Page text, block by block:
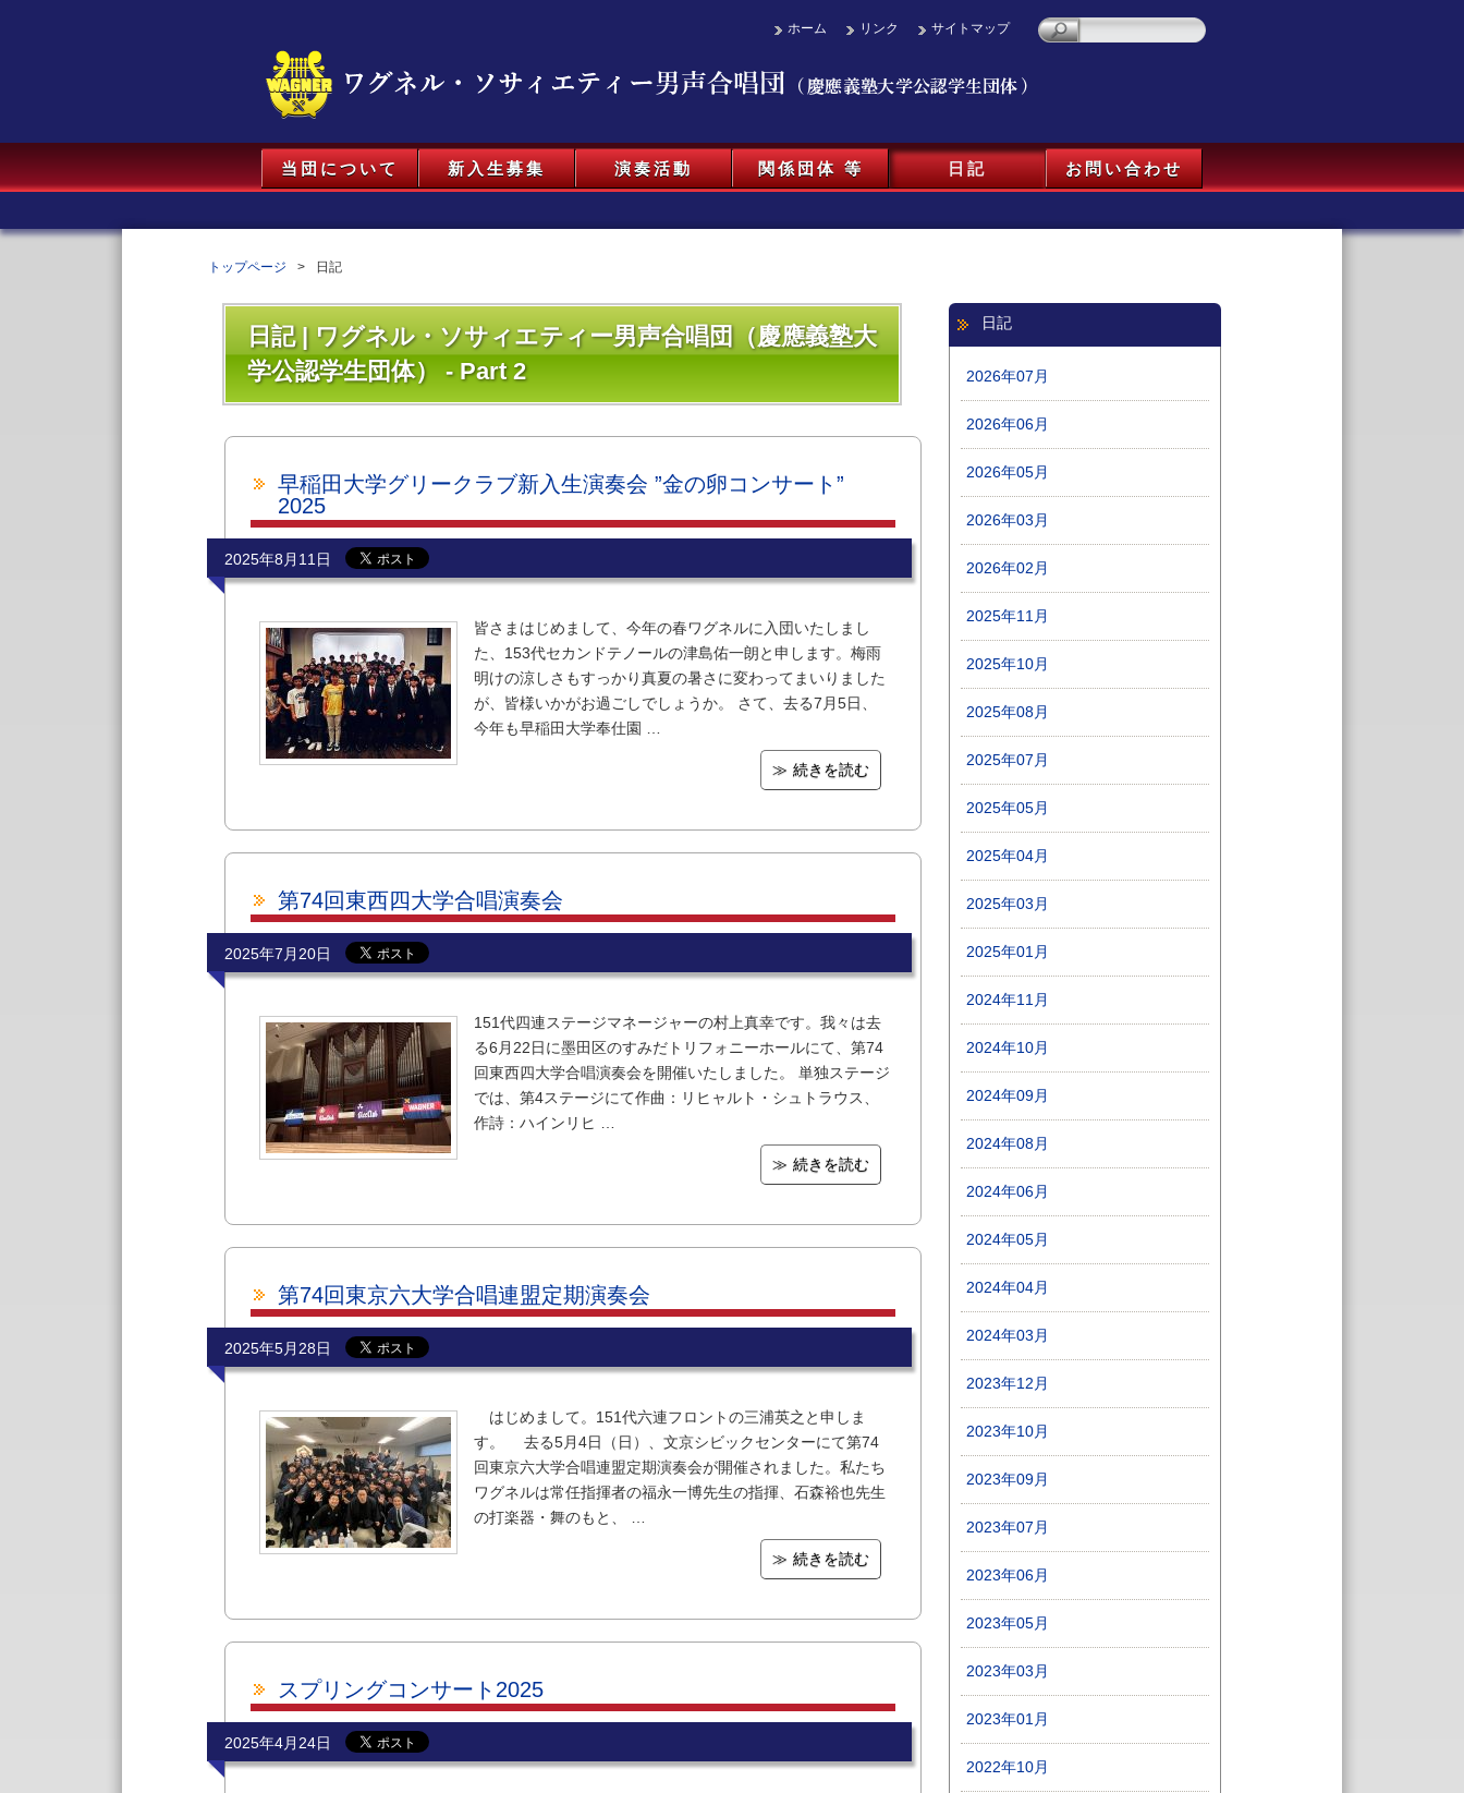
ホーム リンク サイトマップ
当団について 新入生募集 演奏活動 関係団体 等 日記 お問い合わせ
トップページ 日記
日記 | ワグネル・ソサィエティー男声合唱団（慶應義塾大
学公認学生団体） - Part 2
早稲田大学グリークラブ新入生演奏会 ”金の卵コンサート”
2025
2025年8月11日
皆さまはじめまして、今年の春ワグネルに入団いたしまし
た、153代セカンドテノールの津島佑一朗と申します。梅雨
明けの涼しさもすっかり真夏の暑さに変わってまいりました
が、皆様いかがお過ごしでしょうか。 さて、去る7月5日、
今年も早稲田大学奉仕園 …
続きを読む
第74回東西四大学合唱演奏会
2025年7月20日
151代四連ステージマネージャーの村上真幸です。我々は去
る6月22日に墨田区のすみだトリフォニーホールにて、第74
回東西四大学合唱演奏会を開催いたしました。 単独ステージ
では、第4ステージにて作曲：リヒャルト・シュトラウス、
作詩：ハインリヒ …
続きを読む
第74回東京六大学合唱連盟定期演奏会
2025年5月28日
はじめまして。151代六連フロントの三浦英之と申しま
す。 去る5月4日（日）、文京シビックセンターにて第74
回東京六大学合唱連盟定期演奏会が開催されました。私たち
ワグネルは常任指揮者の福永一博先生の指揮、石森裕也先生
の打楽器・舞のもと、 …
続きを読む
スプリングコンサート2025
2025年4月24日
日記
2026年07月
2026年06月
2026年05月
2026年03月
2026年02月
2025年11月
2025年10月
2025年08月
2025年07月
2025年05月
2025年04月
2025年03月
2025年01月
2024年11月
2024年10月
2024年09月
2024年08月
2024年06月
2024年05月
2024年04月
2024年03月
2023年12月
2023年10月
2023年09月
2023年07月
2023年06月
2023年05月
2023年03月
2023年01月
2022年10月